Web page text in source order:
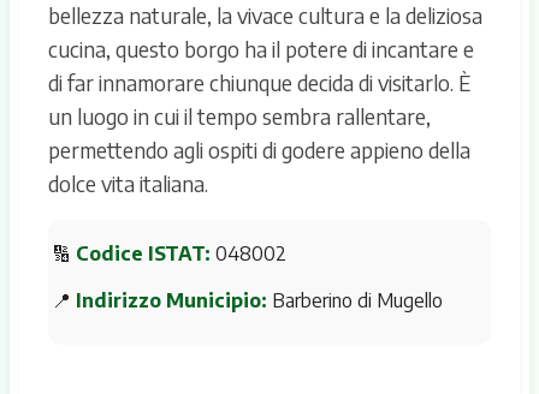
bellezza naturale, la vivace cultura e la deliziosa
cucina, questo borgo ha il potere di incantare e
di far innamorare chiunque decida di visitarlo. È
un luogo in cui il tempo sembra rallentare,
permettendo agli ospiti di godere appieno della
dolce vita italiana.
🔢 Codice ISTAT: 048002
📍 Indirizzo Municipio: Barberino di Mugello